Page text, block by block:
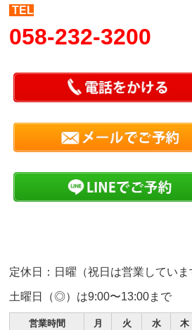
TEL
058-232-3200
定休日：日曜（祝日は営業していま
土曜日（◎）は9:00〜13:00まで
営業時間 月 火 水 木